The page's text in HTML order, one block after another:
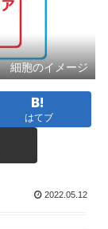
細胞のイメージ
はてブ
2022.05.12